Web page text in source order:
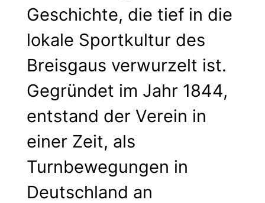
Geschichte, die tief in die
lokale Sportkultur des
Breisgaus verwurzelt ist.
Gegründet im Jahr 1844,
entstand der Verein in
einer Zeit, als
Turnbewegungen in
Deutschland an